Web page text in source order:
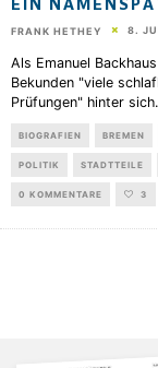
EIN
FRANK HETHEY 8.
Als Emanuel
Bekunden "viele
Prüfungen" hinter
BIOGRAFIEN BREMEN
POLITIK STADTTEILE
0 KOMMENTARE 3